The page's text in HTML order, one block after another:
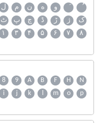
ل م ن ه
و
ٹ پ چ ڈ ڑ ژ
ک
۱ ۳ ۴ ۵ ۶ ۷
۸
8 9 A B F H
N
i j k l m o
p